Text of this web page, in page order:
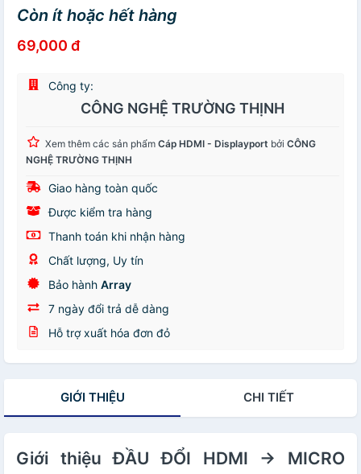
Còn ít hoặc hết hàng
69,000 đ
Công ty:
CÔNG NGHỆ TRƯỜNG THỊNH
Xem thêm các sản phẩm Cáp HDMI - Displayport bởi CÔNG
NGHỆ TRƯỜNG THỊNH
Giao hàng toàn quốc
Được kiểm tra hàng
Thanh toán khi nhận hàng
Chất lượng, Uy tín
Bảo hành Array
7 ngày đổi trả dễ dàng
Hỗ trợ xuất hóa đơn đỏ
GIỚI THIỆU CHI TIẾT
Giới thiệu ĐẦU ĐỔI HDMI -> MICRO